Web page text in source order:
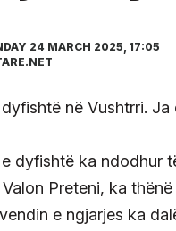
24 MARCH 2025, 17:05
dyfishtë ka ndodhur
Preteni, ka
e ngjarjes ka